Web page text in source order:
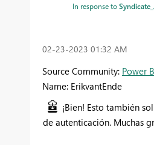
In response to
‎02-23-2023 01:32 AM
Source Community: Power
Name: ErikvantEnde
¡Bien! Esto también
de autenticación. Muchas